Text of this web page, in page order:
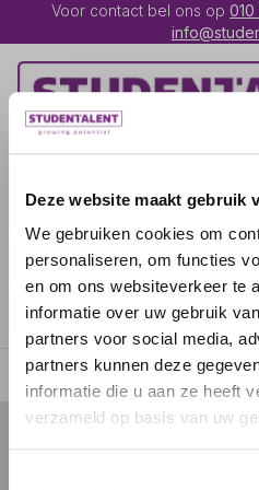
Deze website maakt gebruik
We gebruiken cookies om
personaliseren, om functies
en om ons websiteverkeer te
informatie over uw gebruik
partners voor social media,
partners kunnen deze
informatie die u aan ze heeft
verzameld op basis van uw
Voor contact bel ons op
IK BEN WERKGEVER
SPECIALISATIES